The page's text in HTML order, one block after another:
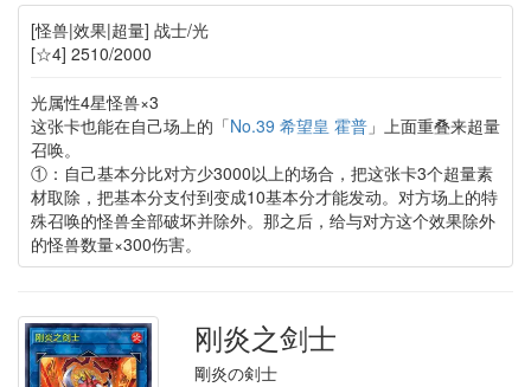
[怪兽|效果|超量] 战士/光
[☆4] 2510/2000
光属性4星怪兽×3
这张卡也能在自己场上的「No.39 希望皇 霍普」上面重叠来超量
召唤。
①：自己基本分比对方少3000以上的场合，把这张卡3个超量素
材取除，把基本分支付到变成10基本分才能发动。对方场上的特
殊召唤的怪兽全部破坏并除外。那之后，给与对方这个效果除外
的怪兽数量×300伤害。
刚炎之剑士
剛炎の剣士